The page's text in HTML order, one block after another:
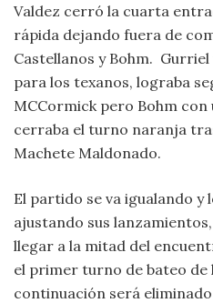
Valdez cerró la cuarta
rápida dejando fuera de
Castellanos y Bohm.
para los texanos, lograba
MCCormick pero Bohm con
cerraba el turno naranja
Machete Maldonado.
El partido se va igualando y
ajustando sus
llegar a la mitad del
el primer turno de bateo
continuación será